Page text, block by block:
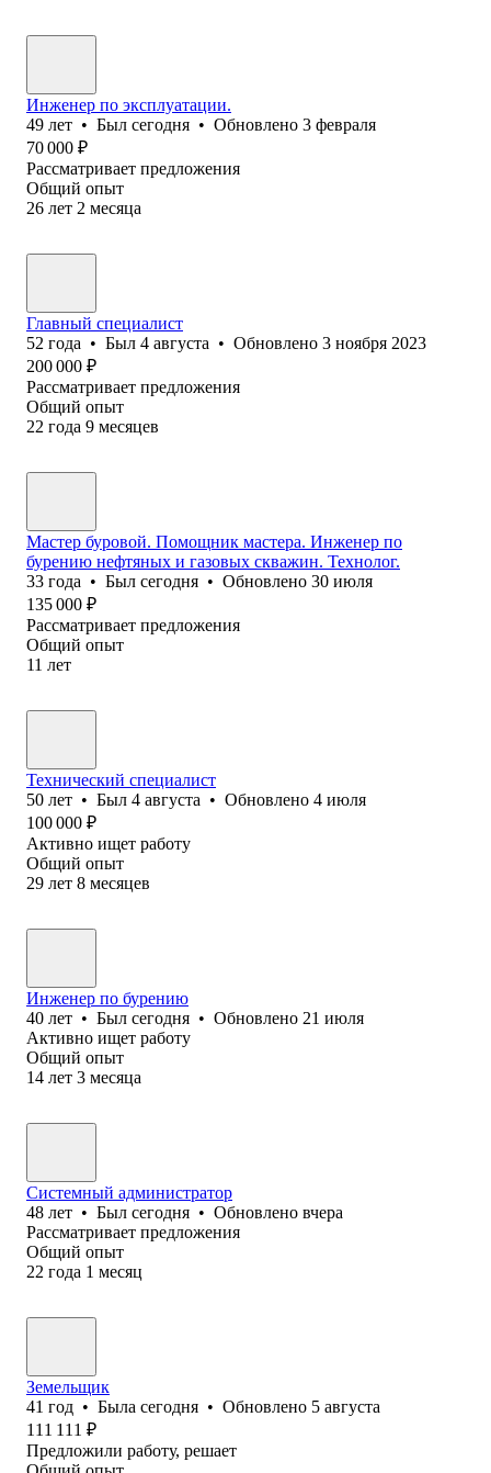
Инженер по эксплуатации.
49 лет • Был сегодня • Обновлено 3 февраля
70 000 ₽
Рассматривает предложения
Общий опыт
26 лет 2 месяца
Главный специалист
52 года • Был 4 августа • Обновлено 3 ноября 2023
200 000 ₽
Рассматривает предложения
Общий опыт
22 года 9 месяцев
Мастер буровой. Помощник мастера. Инженер по
бурению нефтяных и газовых скважин. Технолог.
33 года • Был сегодня • Обновлено 30 июля
135 000 ₽
Рассматривает предложения
Общий опыт
11 лет
Технический специалист
50 лет • Был 4 августа • Обновлено 4 июля
100 000 ₽
Активно ищет работу
Общий опыт
29 лет 8 месяцев
Инженер по бурению
40 лет • Был сегодня • Обновлено 21 июля
Активно ищет работу
Общий опыт
14 лет 3 месяца
Системный администратор
48 лет • Был сегодня • Обновлено вчера
Рассматривает предложения
Общий опыт
22 года 1 месяц
Земельщик
41 год • Была сегодня • Обновлено 5 августа
111 111 ₽
Предложили работу, решает